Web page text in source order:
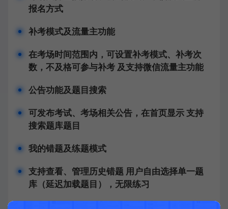
报名方式
补考模式及流量主功能
在考场时间范围内，可设置补考模式、补考次
数，不及格可参与补考 及支持微信流量主功能
公告功能及题目搜索
可发布考试、考场相关公告，在首页显示 支持
搜索题库题目
我的错题及练题模式
支持查看、管理历史错题 用户自由选择单一题
库（延迟加载题目），无限练习